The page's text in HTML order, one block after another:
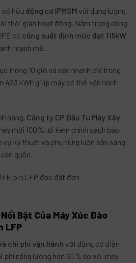
sở hữu động cơ IPMSM với dung lượng
thời gian hoạt động. Nằm trong dòng
có công suất định mức đạt 115kW
mạnh mẽ.
trong 10 giờ và sạc nhanh chỉ trong
423 kWh giúp máy có thể vận hành
hãng, Công ty CP Đầu Tư Máy Xây
mới 100%, đi kèm chính sách bảo
vụ kỹ thuật và phụ tùng luôn sẵn sàng
quốc.
Bật Của Máy Xúc Đào
LFP
chi phí vận hành với động cơ điện
phí năng lượng hơn 60% so với máy